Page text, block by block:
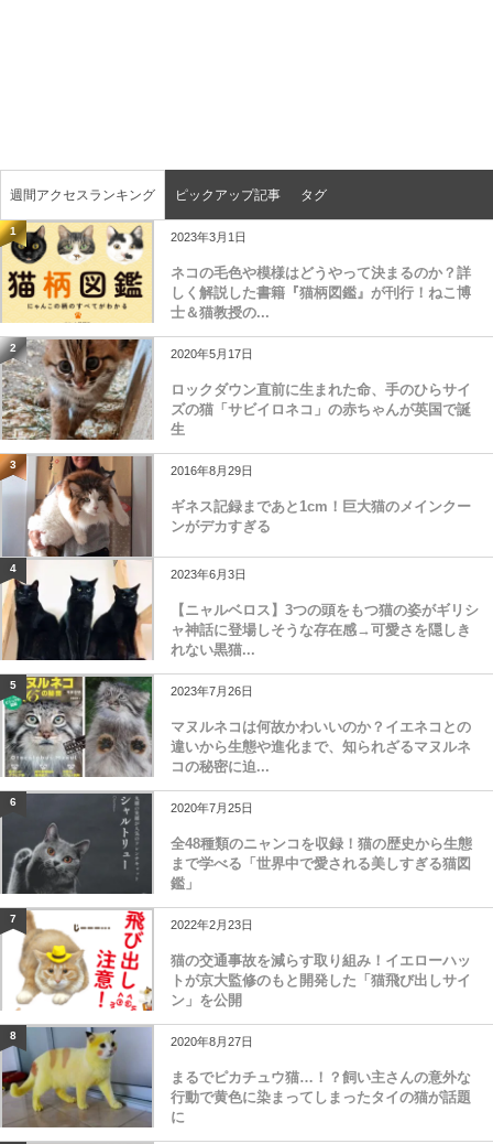
週間アクセスランキング ピックアップ記事 タグ
1 2023年3月1日
ネコの毛色や模様はどうやって決まるのか？詳
しく解説した書籍『猫柄図鑑』が刊行！ねこ博
士＆猫教授の...
2 2020年5月17日
ロックダウン直前に生まれた命、手のひらサイ
ズの猫「サビイロネコ」の赤ちゃんが英国で誕
生
3 2016年8月29日
ギネス記録まであと1cm！巨大猫のメインクー
ンがデカすぎる
4 2023年6月3日
【ニャルベロス】3つの頭をもつ猫の姿がギリシ
ャ神話に登場しそうな存在感→可愛さを隠しき
れない黒猫...
5 2023年7月26日
マヌルネコは何故かわいいのか？イエネコとの
違いから生態や進化まで、知られざるマヌルネ
コの秘密に迫...
6 2020年7月25日
全48種類のニャンコを収録！猫の歴史から生態
まで学べる「世界中で愛される美しすぎる猫図
鑑」
7 2022年2月23日
猫の交通事故を減らす取り組み！イエローハッ
トが京大監修のもと開発した「猫飛び出しサイ
ン」を公開
8 2020年8月27日
まるでピカチュウ猫…！？飼い主さんの意外な
行動で黄色に染まってしまったタイの猫が話題
に